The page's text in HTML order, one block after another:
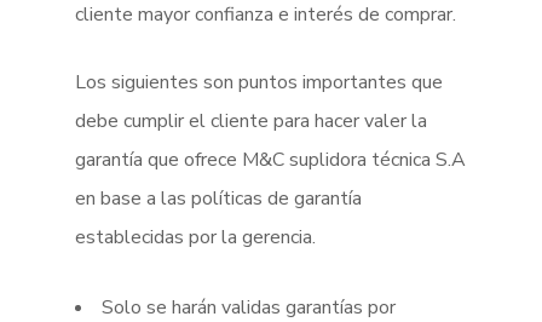
cliente mayor confianza e interés de comprar.
Los siguientes son puntos importantes que
debe cumplir el cliente para hacer valer la
garantía que ofrece M&C suplidora técnica S.A
en base a las políticas de garantía
establecidas por la gerencia.
Solo se harán validas garantías por